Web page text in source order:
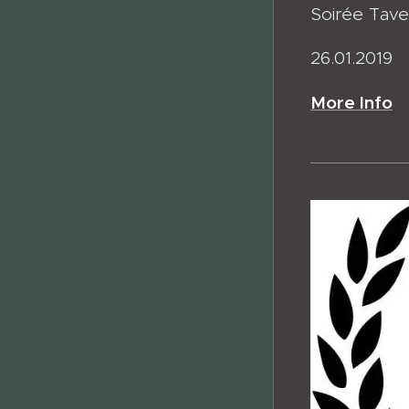
Soirée
26.01.2019
More Info